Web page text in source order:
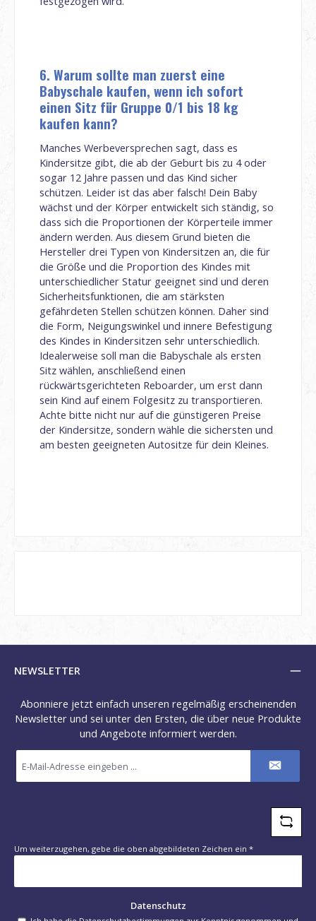
6. Warum sollte man zuerst eine
Babyschale kaufen, wenn ich sofort
einen Sitz für Gruppe 0/1 bis 18 kg
kaufen kann?
Manches Werbeversprechen sagt, dass es
Kindersitze gibt, die ab der Geburt bis zu 4 oder
sogar 12 Jahre passen und das Kind sicher
schützen. Leider ist das aber falsch! Dein Baby
wächst und der Körper entwickelt sich ständig, so
dass sich die Proportionen der Körperteile immer
ändern werden. Aus diesem Grund bieten die
Hersteller drei Typen von Kindersitzen an, die für
die Größe und die Proportion des Kindes mit
unterschiedlicher Statur geeignet sind und deren
Sicherheitsfunktionen, die am stärksten
gefährdeten Stellen schützen können. Daher sind
die Form, Neigungswinkel und innere Befestigung
des Kindes in Kindersitzen sehr unterschiedlich.
Idealerweise soll man die Babyschale als ersten
Sitz wählen, anschließend einen
rückwärtsgerichteten Reboarder, um erst dann
sein Kind auf einem Folgesitz zu transportieren.
Achte bitte nicht nur auf die günstigeren Preise
der Kindersitze, sondern wähle die sichersten und
am besten geeigneten Autositze für dein Kleines.
NEWSLETTER
Abonniere jetzt einfach unseren regelmäßig erscheinenden
Newsletter und sei unter den Ersten, die über neue Produkte
und Angebote informiert werden.
Mail-
Adresse
Um weiterzugehen, gebe die oben abgebildeten Zeichen ein *
Datenschutz